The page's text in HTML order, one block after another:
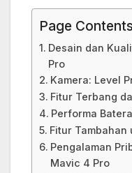
Page Contents
Desain dan
Pro
Kamera: Level
Fitur Terbang
Performa
Fitur
Pengalaman
Mavic 4 Pro